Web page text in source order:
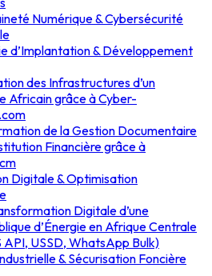
Numérique & Cybersécurité
d’Implantation & Développement
des Infrastructures d’un
Africain grâce à Cyber-
de la Gestion Documentaire
Financière grâce à
Digitale & Optimisation
Digitale d’une
d’Énergie en Afrique Centrale
API, USSD, WhatsApp Bulk)
& Sécurisation Foncière